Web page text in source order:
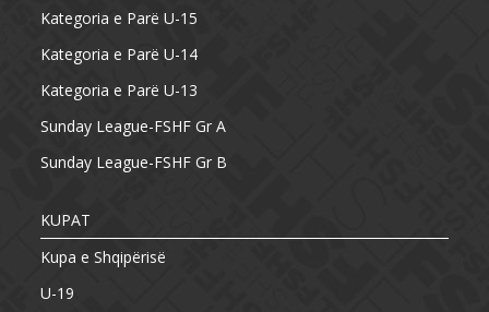
Kategoria e Parë U-15
Kategoria e Parë U-14
Kategoria e Parë U-13
Sunday League-FSHF Gr A
Sunday League-FSHF Gr B
KUPAT
Kupa e Shqipërisë
U-19